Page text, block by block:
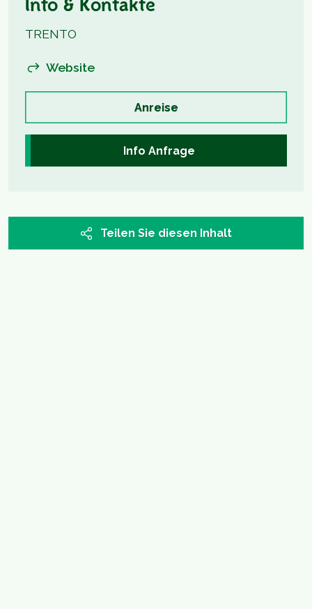
Info & Kontakte
TRENTO
Website
Anreise
Info Anfrage
Teilen Sie diesen Inhalt